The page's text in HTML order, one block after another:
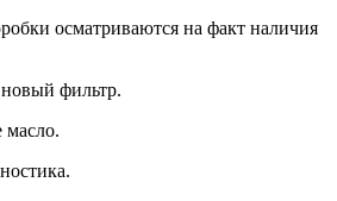
осматриваются на факт наличия
новый фильтр.
масло.